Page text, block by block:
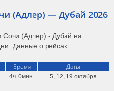
(Адлер) — Дубай 2026
Сочи (Адлер) - Дубай на
Данные о рейсах
Время Даты
4ч. 0мин. 5, 12, 19 октября